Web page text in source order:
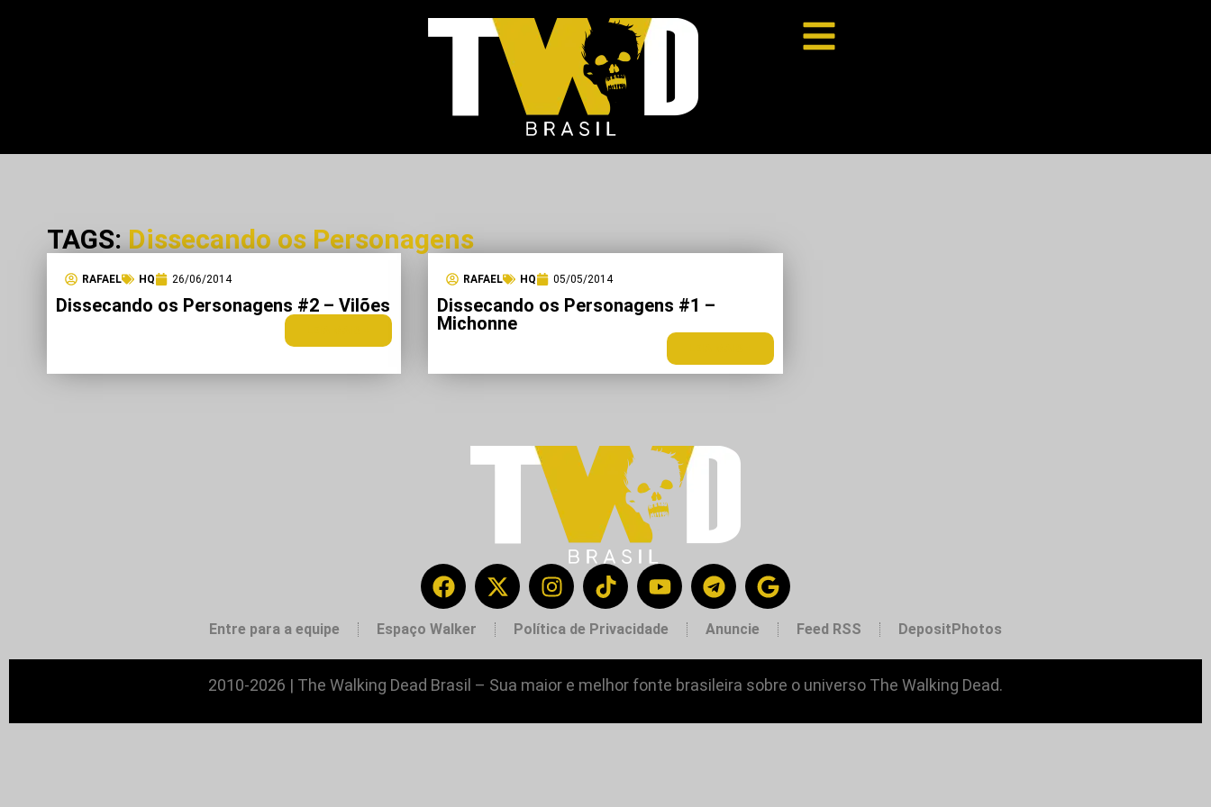
TAGS: Dissecando os Personagens
RAFAEL HQ 26/06/2014
Dissecando os Personagens #2 – Vilões
RAFAEL HQ 05/05/2014
Dissecando os Personagens #1 –
Michonne
Entre para a equipe Espaço Walker Política de Privacidade Anuncie Feed RSS DepositPhotos
2010-2026 | The Walking Dead Brasil – Sua maior e melhor fonte brasileira sobre o universo The Walking Dead.